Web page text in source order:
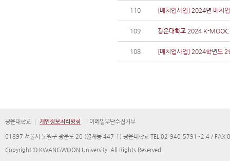
110 [매치업사업] 2024년 매치
109 광운대학교 2024 K-
108 [매치업사업] 2024학년도 2
광운대학교 개인정보처리방침 이메일무단수집거부
01897 서울시 노원구 광운로 20 (월계동 447-1) 광운대학교 TEL 02-940-5791~2,4 /
Copyright © KWANGWOON University. All Rights Reserved.